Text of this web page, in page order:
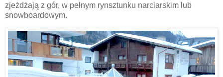
zjeżdżają z gór, w pełnym rynsztunku narciarskim lub
snowboardowym.